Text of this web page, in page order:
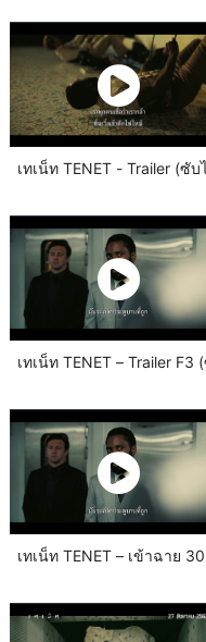
เทเน็ท TENET - Trailer (ซับ
เทเน็ท TENET – Trailer F3
เทเน็ท TENET – เข้าฉาย